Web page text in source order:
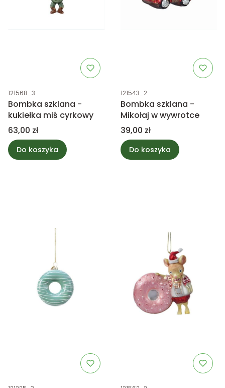
Kod produktu
121568_3
Bombka szklana -
kukiełka miś cyrkowy
Cena
63,00 zł
Do koszyka
Kod produktu
121543_2
Bombka szklana -
Mikołaj w wywrotce
Cena
39,00 zł
Do koszyka
Kod produktu Kod produktu